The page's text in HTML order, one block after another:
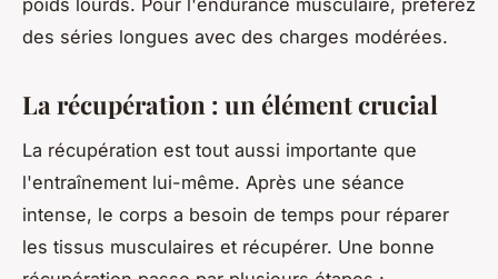
poids lourds. Pour l'endurance musculaire, préférez
des séries longues avec des charges modérées.
La récupération : un élément crucial
La récupération est tout aussi importante que
l'entraînement lui-même. Après une séance
intense, le corps a besoin de temps pour réparer
les tissus musculaires et récupérer. Une bonne